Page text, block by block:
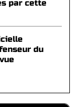
par cette
du